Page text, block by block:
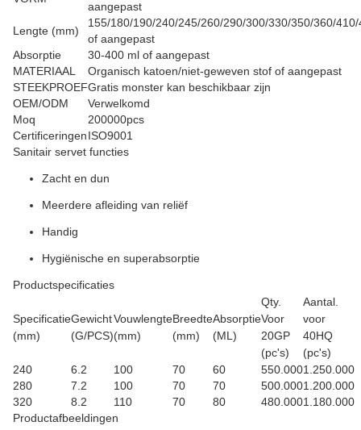
aangepast
Lengte (mm)
155/180/190/240/245/260/290/300/330/350/360/410/
of aangepast
Absorptie
30-400 ml of aangepast
MATERIAAL
Organisch katoen/niet-geweven stof of aangepast
STEEKPROEFGratis monster kan beschikbaar zijn
OEM/ODM
Verwelkomd
Moq
200000pcs
CertificeringenISO9001
Sanitair servet functies
Zacht en dun
Meerdere afleiding van reliëf
Handig
Hygiënische en superabsorptie
Productspecificaties
Specificatie
(mm)
Gewicht
(G/PCS)
Vouwlengte
(mm)
Breedte
(mm)
Absorptie
(ML)
Qty.
Voor
20GP
(pc's)
Aantal.
voor
40HQ
(pc's)
240
6.2 100 70 60 550.0001.250.000
280
7.2 100 70 70 500.0001.200.000
320
8.2 110 70 80 480.0001.180.000
Productafbeeldingen